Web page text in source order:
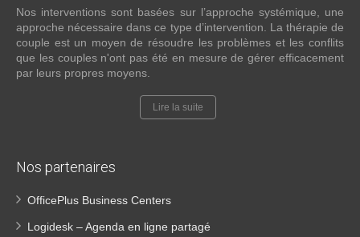
Nos interventions sont basées sur l’approche systémique, une
approche nécessaire dans ce type d’intervention. La thérapie de
couple est un moyen de résoudre les problèmes et les conflits
que les couples n'ont pas été en mesure de gérer efficacement
par leurs propres moyens.
Lire la suite
Nos partenaires
OfficePlus Business Centers
Logidesk – Agenda en ligne partagé